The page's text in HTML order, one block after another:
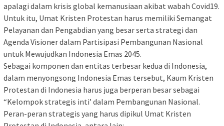
apalagi dalam krisis global kemanusiaan akibat wabah Covid19.
Untuk itu, Umat Kristen Protestan harus memiliki Semangat
Pelayanan dan Pengabdian yang besar serta strategi dan
Agenda Visioner dalam Partisipasi Pembangunan Nasional
untuk Mewujudkan Indonesia Emas 2045.
Sebagai komponen dan entitas terbesar kedua di Indonesia,
dalam menyongsong Indonesia Emas tersebut, Kaum Kristen
Protestan di Indonesia harus juga berperan besar sebagai
“Kelompok strategis inti’ dalam Pembangunan Nasional.
Peran-peran strategis yang harus dipikul Umat Kristen